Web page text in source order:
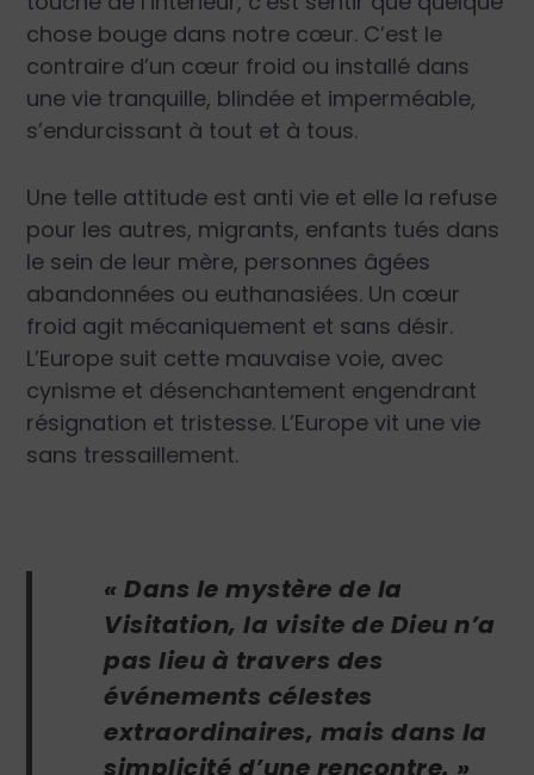
chose bouge dans notre cœur. C’est le
contraire d’un cœur froid ou installé dans
une vie tranquille, blindée et imperméable,
s’endurcissant à tout et à tous.
Une telle attitude est anti vie et elle la refuse
pour les autres, migrants, enfants tués dans
le sein de leur mère, personnes âgées
abandonnées ou euthanasiées. Un cœur
froid agit mécaniquement et sans désir.
L’Europe suit cette mauvaise voie, avec
cynisme et désenchantement engendrant
résignation et tristesse. L’Europe vit une vie
sans tressaillement.
« Dans le mystère de la
Visitation, la visite de Dieu n’a
pas lieu à travers des
événements célestes
extraordinaires, mais dans la